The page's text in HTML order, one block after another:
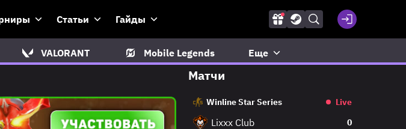
Статьи Гайды
VALORANT Mobile Legends Еще
Матчи
Winline Star Series Live
Lixxx Club 0